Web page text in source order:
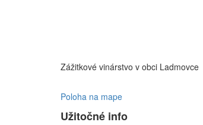
Zážitkové vinárstvo v obci Ladmovce
Poloha na mape
Užitočné info